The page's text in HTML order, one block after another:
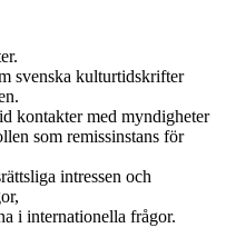
svenska kulturtidskrifter
kontakter med myndigheter
som remissinstans för
intressen och
i internationella frågor.